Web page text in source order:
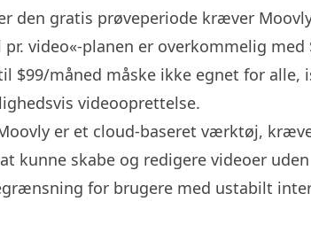
den gratis prøveperiode kræver
video«-planen er overkommelig med
$99/måned måske ikke egnet for alle,
videooprettelse.
er et cloud-baseret værktøj,
kunne skabe og redigere videoer uden
for brugere med ustabilt